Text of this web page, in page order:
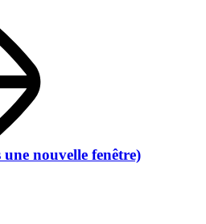
nouvelle fenêtre)